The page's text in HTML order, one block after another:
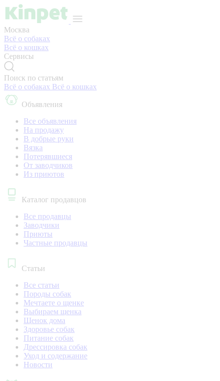
Москва
Всё о собаках
Всё о кошках
Сервисы
Поиск по статьям
Всё о собаках Всё о кошках
Объявления
Все объявления
На продажу
В добрые руки
Вязка
Потерявшиеся
От заводчиков
Из приютов
Каталог продавцов
Все продавцы
Заводчики
Приюты
Частные продавцы
Статьи
Все статьи
Породы собак
Мечтаете о щенке
Выбираем щенка
Щенок дома
Здоровье собак
Питание собак
Дрессировка собак
Уход и содержание
Новости